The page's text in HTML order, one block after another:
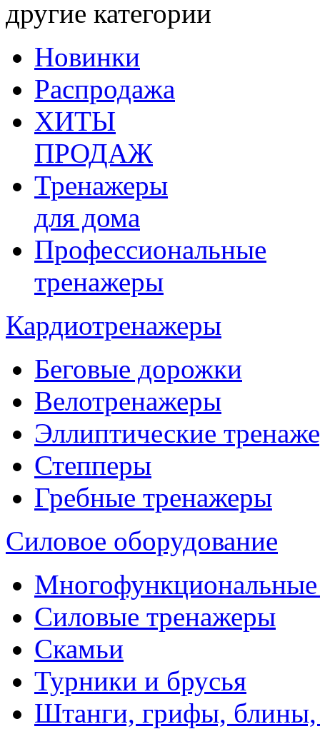
другие категории
Новинки
Распродажа
ХИТЫ
ПРОДАЖ
Тренажеры
для дома
Профессиональные
тренажеры
Кардиотренажеры
Беговые дорожки
Велотренажеры
Эллиптические
Степперы
Гребные тренажеры
Силовое оборудование
Силовые тренажеры
Скамьи
Турники и брусья
Штанги, грифы, блины,